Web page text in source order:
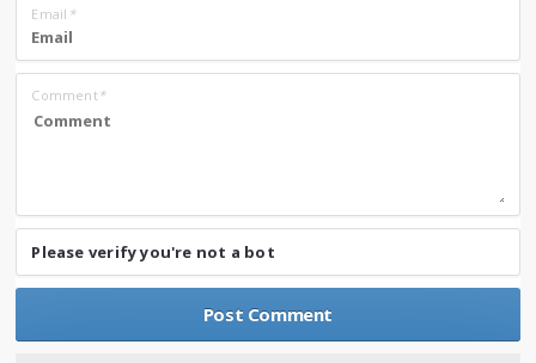
Email *
Comment*
Please verify you're not a bot